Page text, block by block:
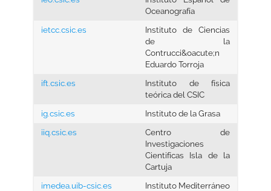
Oceanografía
ietcc.csic.es
Instituto de Ciencias
de la
Contrucci&oacute;n
Eduardo Torroja
ift.csic.es
Instituto de física
teórica del CSIC
ig.csic.es
Instituto de la Grasa
iiq.csic.es
Centro de
Investigaciones
Cientifícas Isla de la
Cartuja
imedea.uib-csic.es
Instituto Mediterráneo